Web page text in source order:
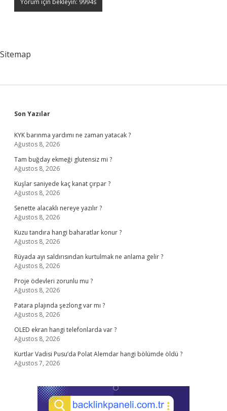
Sitemap
Sidebar
Son Yazılar
KYK barınma yardımı ne zaman yatacak ?
Ağustos 8, 2026
Tam buğday ekmeği glutensiz mi ?
Ağustos 8, 2026
Kuşlar saniyede kaç kanat çırpar ?
Ağustos 8, 2026
Senette alacaklı nereye yazılır ?
Ağustos 8, 2026
Kuzu tandıra hangi baharatlar konur ?
Ağustos 8, 2026
Rüyada ayı saldırısından kurtulmak ne anlama gelir ?
Ağustos 8, 2026
Proje ödevleri zorunlu mu ?
Ağustos 8, 2026
Patara plajında şezlong var mı ?
Ağustos 8, 2026
OLED ekran hangi telefonlarda var ?
Ağustos 8, 2026
Kurtlar Vadisi Pusu’da Polat Alemdar hangi bölümde öldü ?
Ağustos 7, 2026